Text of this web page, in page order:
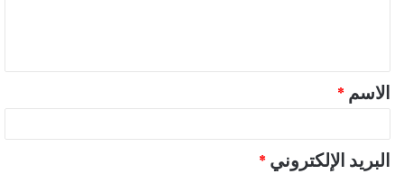
ق
*
الاسم *
البريد الإلكتروني *